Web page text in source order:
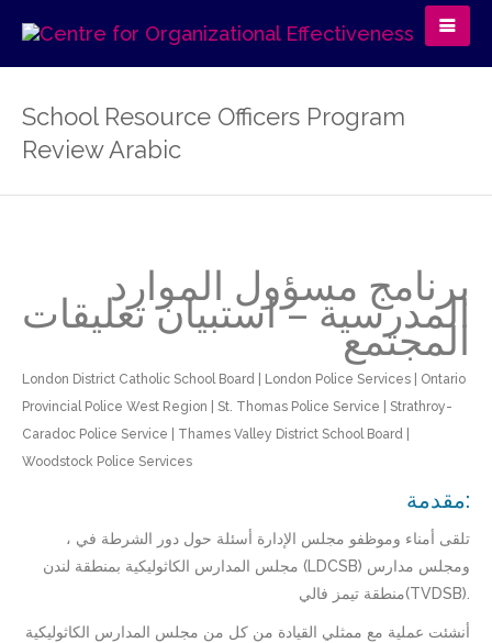
School Resource Officers Program
Review Arabic
برنامج مسؤول الموارد
المدرسية – استبيان تعليقات
المجتمع
London District Catholic School Board | London Police Services | Ontario
Provincial Police West Region | St. Thomas Police Service | Strathroy-
Caradoc Police Service | Thames Valley District School Board |
Woodstock Police Services
مقدمة:
، تلقى أمناء وموظفو مجلس الإدارة أسئلة حول دور الشرطة في
مجلس المدارس الكاثوليكية بمنطقة لندن (LDCSB) ومجلس مدارس
منطقة تيمز فالي(TVDSB).
أنشئت عملية مع ممثلي القيادة من كل من مجلس المدارس الكاثوليكية